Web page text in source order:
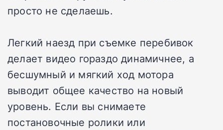
просто не сделаешь.
Легкий наезд при съемке перебивок
делает видео гораздо динамичнее, а
бесшумный и мягкий ход мотора
выводит общее качество на новый
уровень. Если вы снимаете
постановочные ролики или